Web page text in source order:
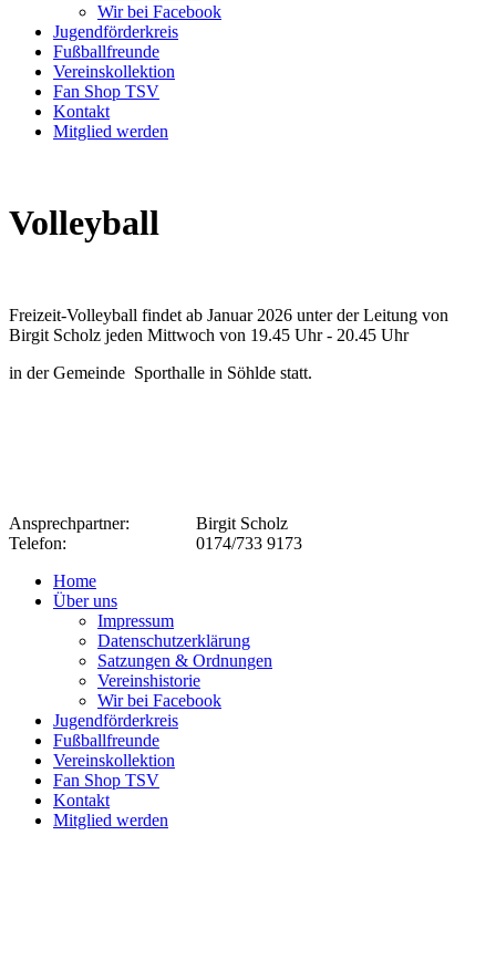
Wir bei Facebook
Jugendförderkreis
Fußballfreunde
Vereinskollektion
Fan Shop TSV
Kontakt
Mitglied werden
Volleyball
Freizeit-Volleyball findet ab Januar 2026 unter der Leitung von
Birgit Scholz jeden Mittwoch von 19.45 Uhr - 20.45 Uhr
in der Gemeinde Sporthalle in Söhlde statt.
Ansprechpartner:
Birgit Scholz
Telefon:
0174/733 9173
Home
Über uns
Impressum
Datenschutzerklärung
Satzungen & Ordnungen
Vereinshistorie
Wir bei Facebook
Jugendförderkreis
Fußballfreunde
Vereinskollektion
Fan Shop TSV
Kontakt
Mitglied werden